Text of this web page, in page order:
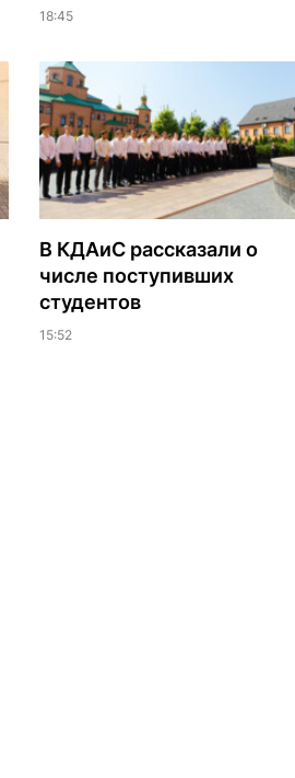
18:45
В КДАиС рассказали о
числе поступивших
студентов
15:52